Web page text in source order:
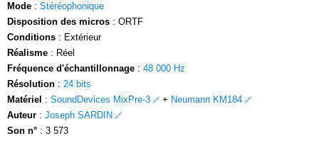
Mode : Stéréophonique
Disposition des micros : ORTF
Conditions : Extérieur
Réalisme : Réel
Fréquence d'échantillonnage : 48 000 Hz
Résolution : 24 bits
Matériel : SoundDevices MixPre-3 + Neumann KM184
Auteur : Joseph SARDIN
Son n° : 3 573